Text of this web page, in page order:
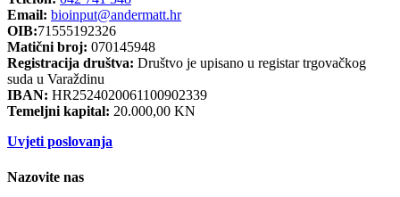
Email: bioinput@andermatt.hr
OIB:71555192326
Matični broj: 070145948
Registracija društva: Društvo je upisano u registar trgovačkog
suda u Varaždinu
IBAN: HR2524020061100902339
Temeljni kapital: 20.000,00 KN
Uvjeti poslovanja
Nazovite nas